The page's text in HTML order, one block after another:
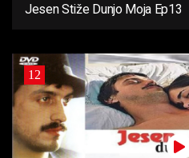
Jesen Stiže Dunjo Moja Ep13
12